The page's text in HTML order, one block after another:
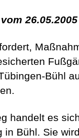
26.05.2005
Bühl
handelt es
in Bühl. Sie